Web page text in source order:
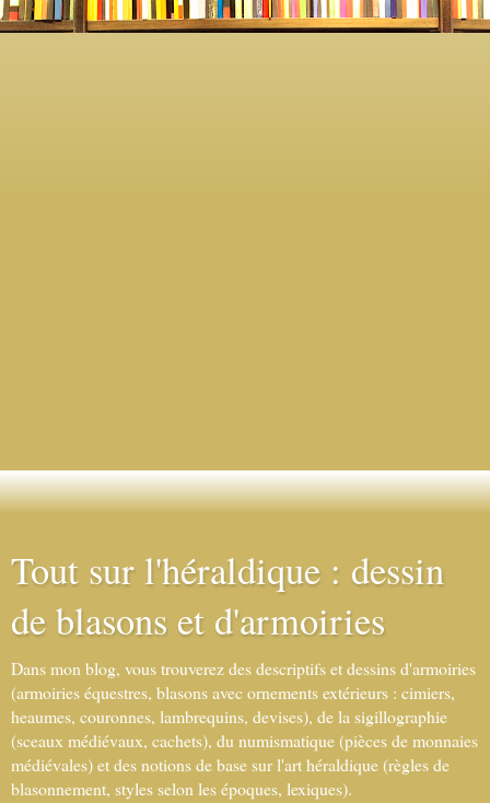
Tout sur l'héraldique : dessin
de blasons et d'armoiries
Dans mon blog, vous trouverez des descriptifs et dessins d'armoiries
(armoiries équestres, blasons avec ornements extérieurs : cimiers,
heaumes, couronnes, lambrequins, devises), de la sigillographie
(sceaux médiévaux, cachets), du numismatique (pièces de monnaies
médiévales) et des notions de base sur l'art héraldique (règles de
blasonnement, styles selon les époques, lexiques).